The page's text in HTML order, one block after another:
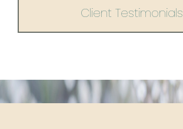
Client Testimonials